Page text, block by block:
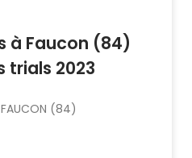
à Faucon (84)
trials 2023
(84)